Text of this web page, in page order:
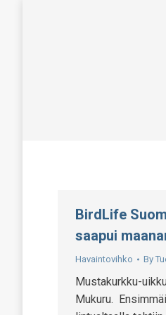
BirdLife
saapui
Havaintovihko By
Mustakurkku-
Mukuru.